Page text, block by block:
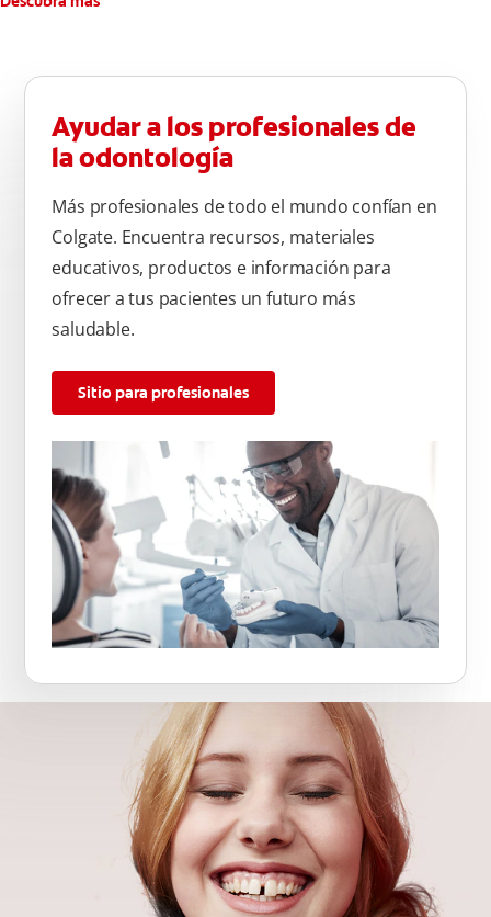
Ayudar a los profesionales de
la odontología
Más profesionales de todo el mundo confían en
Colgate. Encuentra recursos, materiales
educativos, productos e información para
ofrecer a tus pacientes un futuro más
saludable.
Sitio para profesionales